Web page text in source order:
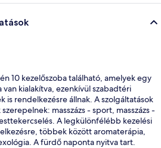
10 kezelőszoba található, amelyek egy
van kialakítva, ezenkívül szabadtéri
is rendelkezésre állnak. A szolgáltatások
masszázs - sport, masszázs -
A legkülönfélébb kezelési
többek között aromaterápia,
A fürdő naponta nyitva tart.